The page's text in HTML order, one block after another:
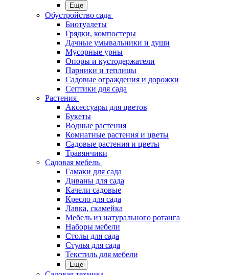
Еще
Обустройство сада
Биотуалеты
Грядки, компостеры
Дачные умывальники и души
Мусорные урны
Опоры и кустодержатели
Парники и теплицы
Садовые ограждения и дорожки
Септики для сада
Растения
Аксессуары для цветов
Букеты
Водные растения
Комнатные растения и цветы
Садовые растения и цветы
Травянчики
Садовая мебель
Гамаки для сада
Диваны для сада
Качели садовые
Кресло для сада
Лавка, скамейка
Мебель из натурального ротанга
Наборы мебели
Столы для сада
Стулья для сада
Текстиль для мебели
Еще